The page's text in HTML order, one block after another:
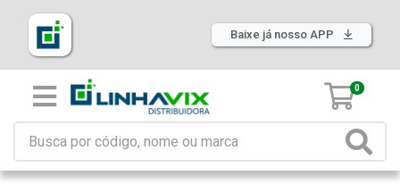
Baixe já nosso APP
0